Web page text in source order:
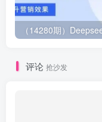
评论 抢沙发